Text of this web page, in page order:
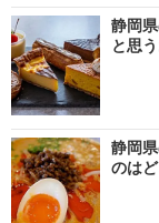
静岡
と思
静岡
のは